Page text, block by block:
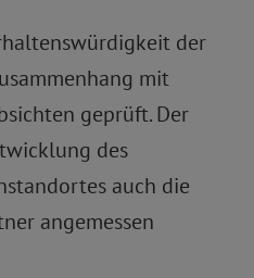
der
mit
geprüft. Der
des
auch die
angemessen